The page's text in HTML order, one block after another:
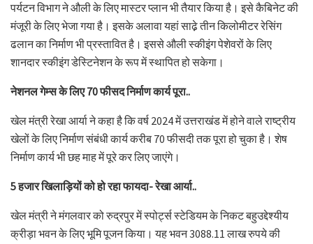
पर्यटन विभाग ने औली के लिए मास्टर प्लान भी तैयार किया है। इसे कैबिनेट की
मंजूरी के लिए भेजा गया है। इसके अलावा यहां साढे़ तीन किलोमीटर रेसिंग
ढलान का निर्माण भी प्रस्तावित है। इससे औली स्कीइंग पेशेवरों के लिए
शानदार स्कीइंग डेस्टिनेशन के रूप में स्थापित हो सकेगा।
नेशनल गेम्स के लिए 70 फीसद निर्माण कार्य पूरा..
खेल मंत्री रेखा आर्या ने कहा है कि वर्ष 2024 में उत्तराखंड में होने वाले राष्ट्रीय
खेलों के लिए निर्माण संबंधी कार्य करीब 70 फीसदी तक पूरा हो चुका है। शेष
निर्माण कार्य भी छह माह में पूरे कर लिए जाएंगे।
5 हजार खिलाड़ियों को हो रहा फायदा- रेखा आर्या..
खेल मंत्री ने मंगलवार को रुद्रपुर में स्पोर्ट्स स्टेडियम के निकट बहुउद्देश्यीय
क्रीड़ा भवन के लिए भूमि पूजन किया। यह भवन 3088.11 लाख रुपये की